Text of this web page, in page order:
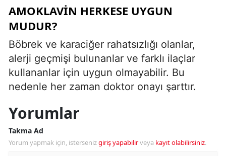
AMOKLAVIN HERKESE UYGUN
MUDUR?
Böbrek ve karaciğer rahatsızlığı olanlar,
alerji geçmişi bulunanlar ve farklı ilaçlar
kullananlar için uygun olmayabilir. Bu
nedenle her zaman doktor onayı şarttır.
Yorumlar
Takma Ad
Yorum yapmak için, istersenizgiriş yapabilirveya kayıt olabilirsiniz.